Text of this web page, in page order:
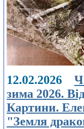
12.02.2026
зима 2026.
Картини.
"Земля